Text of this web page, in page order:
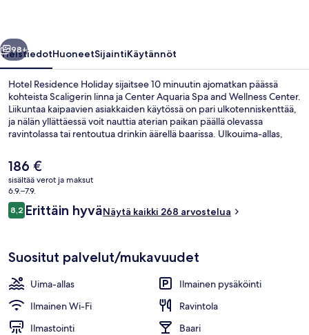
Seuraava
98+
YleistiedotHuoneetSijaintiKäytännöt
Hotel Residence Holiday sijaitsee 10 minuutin ajomatkan päässä
kohteista Scaligerin linna ja Center Aquaria Spa and Wellness Center.
Liikuntaa kaipaavien asiakkaiden käytössä on pari ulkotenniskenttää,
ja nälän yllättäessä voit nauttia aterian paikan päällä olevassa
ravintolassa tai rentoutua drinkin äärellä baarissa. Ulkouima-allas,
majoituspaikan muihin palveluihin. Matkailijat arvostavat suuresti
majoituspaikan avuliasta henkilökuntaa.
Nykyinen
hinta
on
186 €
186 €
sisältää verot ja maksut
6.9.–7.9.
Arvostelut
8,28,2 kautta 10.
Erittäin hyväNäytä kaikki 268 arvostelua
Suositut palvelut/mukavuudet
Uima-allas
Ilmainen pysäköinti
Ilmainen Wi-Fi
Ravintola
Ilmastointi
Baari